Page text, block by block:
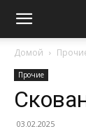
Домой
Прочие
03.02.2025